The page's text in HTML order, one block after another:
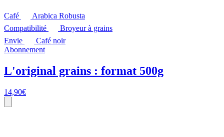
Café
Arabica Robusta
Compatibilité
Broyeur à grains
Envie
Café noir
Abonnement
L'original grains : format 500g
14,90€